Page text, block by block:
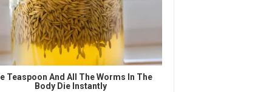
Teaspoon And All The Worms In The
Body Die Instantly